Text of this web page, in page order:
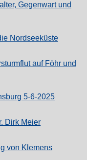
Gegenwart und
Nordseeküste
auf Föhr und
5-6-2025
Dirk Meier
von Klemens